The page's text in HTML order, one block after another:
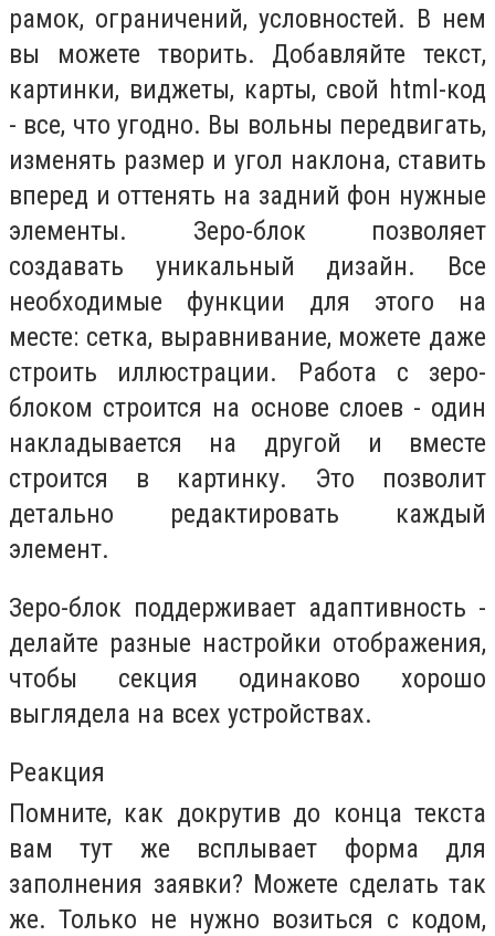
рамок, ограничений, условностей. В нем
вы можете творить. Добавляйте текст,
картинки, виджеты, карты, свой html-код
- все, что угодно. Вы вольны передвигать,
изменять размер и угол наклона, ставить
вперед и оттенять на задний фон нужные
элементы. Зеро-блок позволяет
создавать уникальный дизайн. Все
необходимые функции для этого на
месте: сетка, выравнивание, можете даже
строить иллюстрации. Работа с зеро-
блоком строится на основе слоев - один
накладывается на другой и вместе
строится в картинку. Это позволит
детально редактировать каждый
элемент.
Зеро-блок поддерживает адаптивность -
делайте разные настройки отображения,
чтобы секция одинаково хорошо
выглядела на всех устройствах.
Реакция
Помните, как докрутив до конца текста
вам тут же всплывает форма для
заполнения заявки? Можете сделать так
же. Только не нужно возиться с кодом,